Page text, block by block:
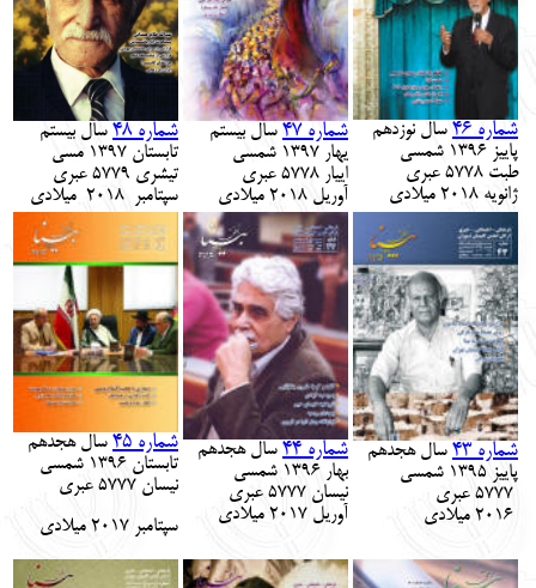
شماره 46 سال نوزدهم
پاییز 139 6 شمسی
طبت 8
عبری
ژانویه
2018 میلادی
شماره 47 سال بیستم
یهار 1397
شمسی
اییار 8
عبری
آوریل
2018 میلادی
شماره 48 سال بیستم
تابستان 1397 مسی
تیشری 5779 عبری
سپتامبر 2018 میلادی
شماره 43 سالهجدهم
پاییز 1395
شمسی
7 عبری
2016 میلادی
شماره 4 4 سالهجدهم
بهار 1396 شمسی
نیسان 5777 عبری
آوریل 2017 میلادی
شماره 45 سالهجدهم
تابستان 1396 شمسی
نیسان 577 7
عبری
سپتامبر